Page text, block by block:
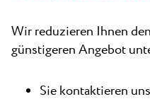
Wir reduzieren Ihnen
günstigeren Angebot
Sie kontaktieren